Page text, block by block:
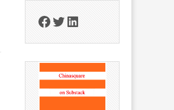
Facebook
Twitter
LinkedIn